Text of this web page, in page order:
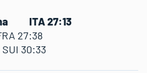
ITA 27:13
27:38
30:33